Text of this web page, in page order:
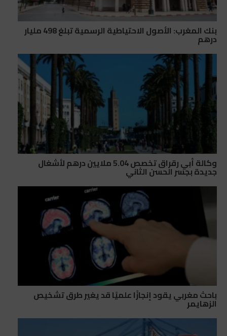
بنك المغرب: الأصول الاحتياطية الرسمية تبلغ 498 مليار
درهم
وكالة أبي رقراق تخصص 5.04 ملايين درهم لأشغال
جديدة بجسر الحسن الثاني
باحث مغربي يقود إنجازًا علميًا قد يغير طرق تشخيص
الزهايمر